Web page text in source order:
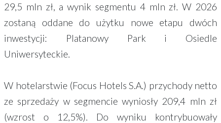
29,5 mln zł, a wynik segmentu 4 mln zł. W 2026
zostaną oddane do użytku nowe etapu dwóch
inwestycji: Platanowy Park i Osiedle
Uniwersyteckie.
W hotelarstwie (Focus Hotels S.A.) przychody netto
ze sprzedaży w segmencie wyniosły 209,4 mln zł
(wzrost o 12,5%). Do wyniku kontrybuowały